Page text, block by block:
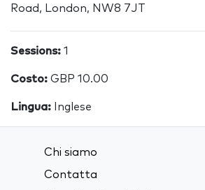
Road, London, NW8 7JT
Sessions: 1
Costo: GBP 10.00
Lingua: Inglese
Chi siamo
Contatta